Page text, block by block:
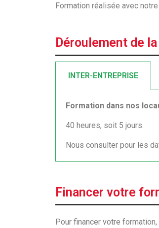
Formation réalisée avec notre
Déroulement de
INTER-ENTREPRISE
Formation dans nos
40 heures, soit 5 jours.
Nous consulter pour les
Financer votre
Pour financer votre